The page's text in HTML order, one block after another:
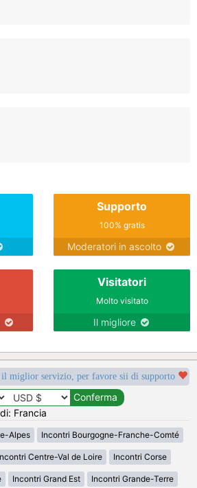
Supporto
100% gratis
Moderatori in ascolto
Visitatori
Molto visitato
Il migliore
miglior servizio, per favore sii di supporto
Francia
Alpes Incontri Bourgogne-Franche-Comté
Centre-Val de Loire Incontri Corse
Incontri Grand Est Incontri Grande-Terre